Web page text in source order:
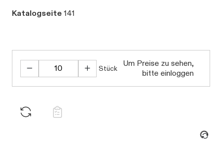
Katalogseite 141
Stück
Um Preise zu sehen,
bitte einloggen
Daten werden geladen. Bitte warten...